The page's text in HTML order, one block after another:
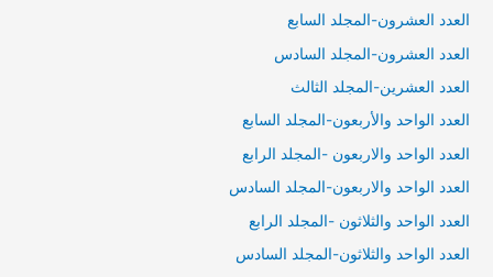
العدد العشرون-المجلد السابع
العدد العشرون-المجلد السادس
العدد العشرين-المجلد الثالث
العدد الواحد والأربعون-المجلد السابع
العدد الواحد والاربعون -المجلد الرابع
العدد الواحد والاربعون-المجلد السادس
العدد الواحد والثلاثون -المجلد الرابع
العدد الواحد والثلاثون-المجلد السادس